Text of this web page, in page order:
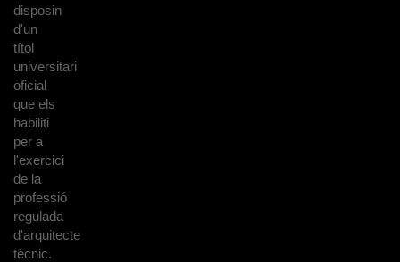
disposin
d'un
títol
universitari
oficial
que els
habiliti
per a
l'exercici
de la
professió
regulada
d'arquitecte
tècnic.